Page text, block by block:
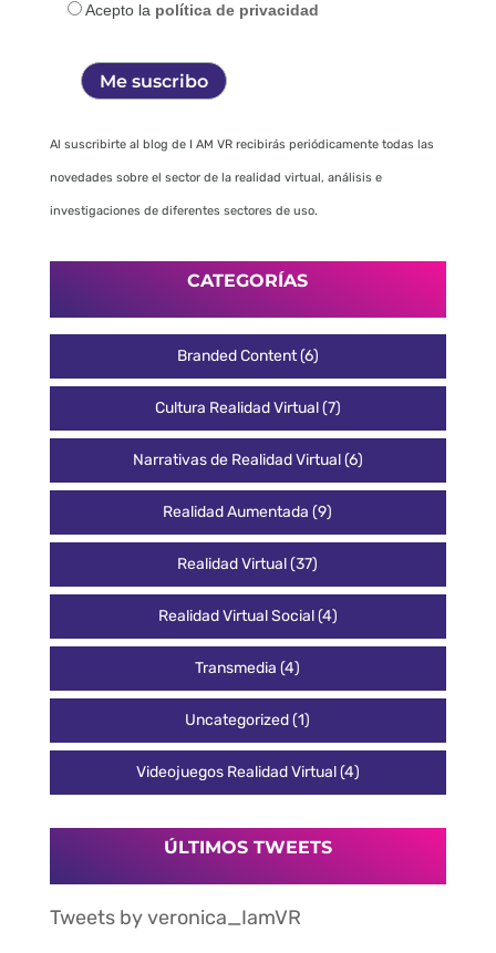
Acepto la política de privacidad
Al suscribirte al blog de I AM VR recibirás periódicamente todas las
novedades sobre el sector de la realidad virtual, análisis e
investigaciones de diferentes sectores de uso.
CATEGORÍAS
Branded Content(6)
Cultura Realidad Virtual(7)
Narrativas de Realidad Virtual(6)
Realidad Aumentada (9)
Realidad Virtual(37)
Realidad Virtual Social(4)
Transmedia (4)
Uncategorized(1)
Videojuegos Realidad Virtual(4)
ÚLTIMOS TWEETS
Tweets by veronica_IamVR